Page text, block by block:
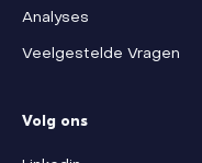
Analyses
Veelgestelde Vragen
Volg ons